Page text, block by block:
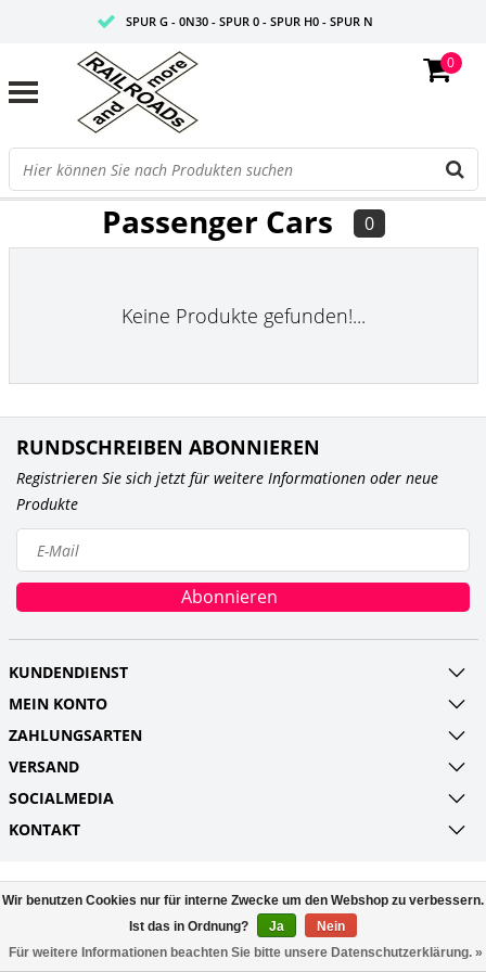
SPUR G - 0N30 - SPUR 0 - SPUR H0 - SPUR N
0
FILTER
Passenger Cars 0
Keine Produkte gefunden!...
RUNDSCHREIBEN ABONNIEREN
Registrieren Sie sich jetzt für weitere Informationen oder neue
Produkte
Abonnieren
KUNDENDIENST
MEIN KONTO
ZAHLUNGSARTEN
VERSAND
SOCIALMEDIA
KONTAKT
© Copyright 2026 Railroads and more UG
(haftungsbeschränkt) Powered byLightspeed
All rights reserved byInStijl Media
Wir benutzen Cookies nur für interne Zwecke um den Webshop zu verbessern.
Ist das in Ordnung?
Ja
Nein
Für weitere Informationen beachten Sie bitte unsere Datenschutzerklärung. »